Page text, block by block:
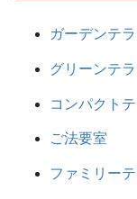
ガーデンテ
グリーンテ
コンパクト
ご法要室
ファミリー